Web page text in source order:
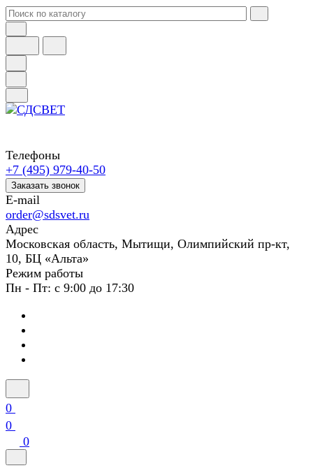
Телефоны
+7 (495) 979-40-50
Заказать звонок
E-mail
order@sdsvet.ru
Адрес
Московская область, Мытищи, Олимпийский пр-кт,
10, БЦ «Альта»
Режим работы
Пн - Пт: с 9:00 до 17:30
0
0
0